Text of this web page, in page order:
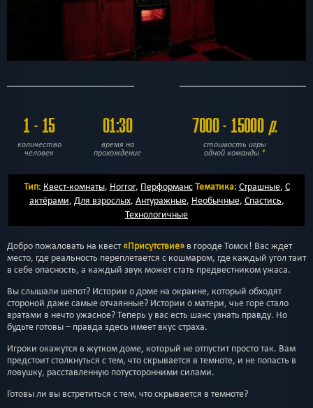
1 - 15
количество
человек
01:30
время на
прохождение
7000 - 15000 р.
стоимость игры
одной команды *
Тип: Квест-комнаты, Horror, ПерформансТематика: Страшные, С
актёрами, Для взрослых, Антуражные, Необычные, Спастись,
Технологичные
Добро пожаловать на квест«Присутствие» в городе Томск! Вас ждет
место, где реальность переплетается с кошмаром, где каждый угол таит
в себе опасность, а каждый звук может стать предвестником ужаса.
Вы слышали шепот? Истории о доме на окраине, который обходят
стороной даже самые отчаянные? Истории о матери, чье горе стало
вратами в нечто ужасное? Теперь у вас есть шанс узнать правду. Но
будьте готовы – правда здесь имеет вкус страха.
Игроки окажутся в жутком доме, который не отпустит просто так. Вам
предстоит столкнуться с тем, что скрывается в темноте, и не попасть в
ловушку, расставленную потусторонними силами.
Готовы ли вы встретиться с тем, что скрывается в темноте?